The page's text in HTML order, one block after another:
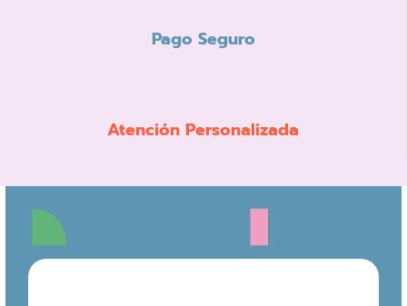
Pago Seguro
Atención Personalizada